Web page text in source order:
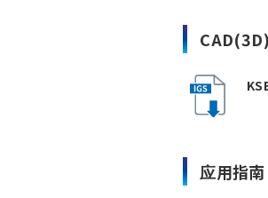
CAD(3D)
应用指南